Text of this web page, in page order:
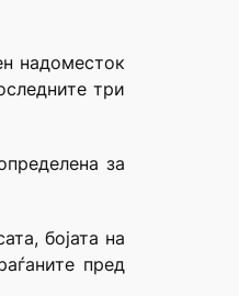
надоместок
три
за
бојата на
пред